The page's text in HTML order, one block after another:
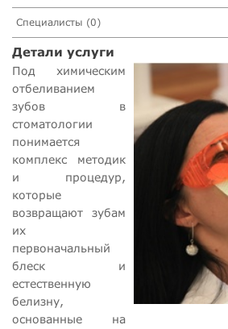
Специалисты (0)
Детали услуги
Под химическим
отбеливанием
зубов в
стоматологии
понимается
комплекс методик
и процедур,
которые
возвращают зубам
их
первоначальный
блеск и
естественную
белизну,
основанные на